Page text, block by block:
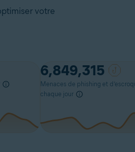
votre
6,849,315
Menaces de phishing et
chaque jour